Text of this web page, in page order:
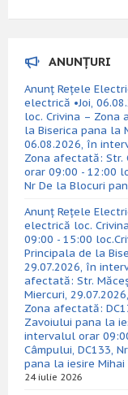
ANUNȚURI
Anunț Rețele
electrică •Joi,
loc. Crivina – Zona
la Biserica pana la
06.08.2026, în
Zona afectată: Str.
orar 09:00 - 12:00
Nr De la Blocuri
Anunț Rețele
electrică loc.
09:00 - 15:00
Principala de la
29.07.2026, în
afectată: Str.
Miercuri,
Zona afectată:
Zavoiului pana la
intervalul orar
Câmpului, DC133,
pana la iesire Mihai
24 iulie 2026